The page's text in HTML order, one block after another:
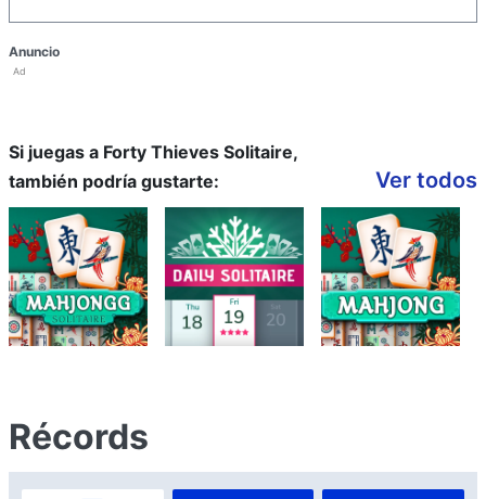
Anuncio
Ad
Si juegas a Forty Thieves Solitaire,
también podría gustarte:
Ver todos
Récords